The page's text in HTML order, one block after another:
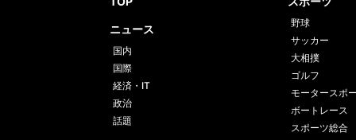
ニュース
国内
国際
経済・IT
政治
話題
野球
サッカー
大相撲
ゴルフ
モータースポ
ボートレース
スポーツ総合